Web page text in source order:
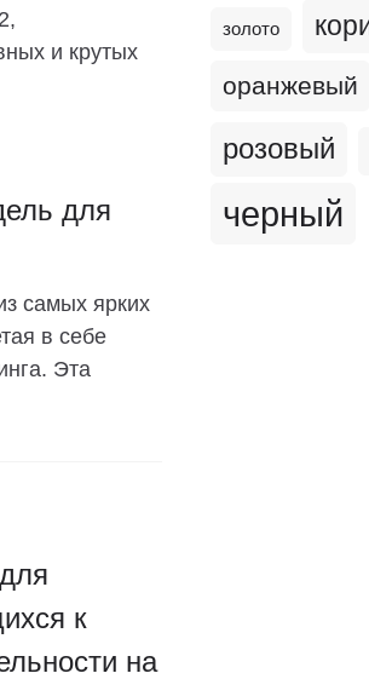
и крутых
для
самых ярких
в себе
Эта
к
на
золото
оранжевый
розовый
черный